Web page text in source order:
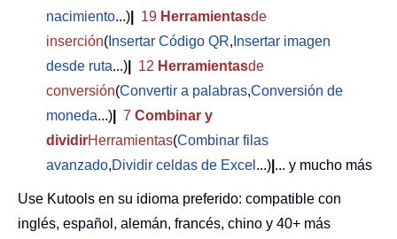
nacimiento...) 19 Herramientasde
inserción( Insertar Código QR, Insertar imagen
desde ruta...) 12 Herramientasde
conversión(Convertir a palabras,Conversión de
moneda...) 7 Combinar y
dividirHerramientas(Combinar filas
avanzado,Dividir celdas de Excel ...) ... y mucho más
Use Kutools en su idioma preferido: compatible con
inglés, español, alemán, francés, chino y 40+ más